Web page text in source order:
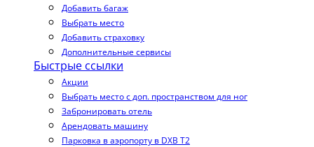
Добавить багаж
Выбрать место
Добавить страховку
Дополнительные сервисы
Быстрые ссылки
Акции
Выбрать место с доп. пространством для ног
Забронировать отель
Арендовать машину
Парковка в аэропорту в DXB T2